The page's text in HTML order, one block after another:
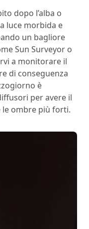
dopo l’alba o
luce morbida e
un bagliore
Sun Surveyor o
a monitorare il
di conseguenza
è
per avere il
ombre più forti.